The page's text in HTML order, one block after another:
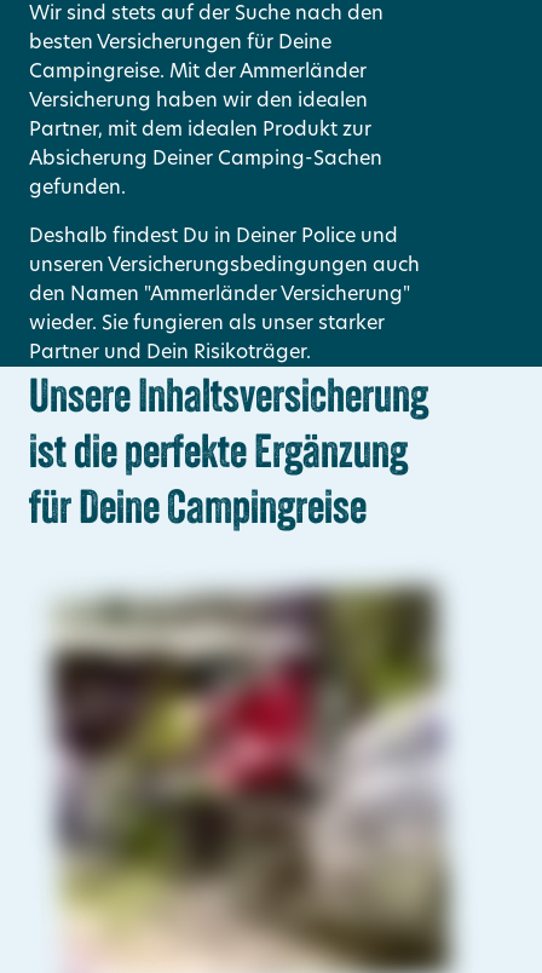
Wir sind stets auf der Suche nach den
besten Versicherungen für Deine
Campingreise. Mit der Ammerländer
Versicherung haben wir den idealen
Partner, mit dem idealen Produkt zur
Absicherung Deiner Camping-Sachen
gefunden.
Deshalb findest Du in Deiner Police und
unseren Versicherungsbedingungen auch
den Namen "Ammerländer Versicherung"
wieder. Sie fungieren als unser starker
Partner und Dein Risikoträger.
Unsere Inhaltsversicherung
ist die perfekte Ergänzung
für Deine Campingreise